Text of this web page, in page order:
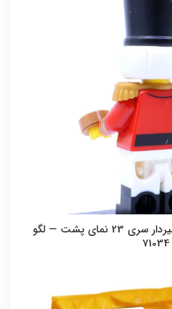
لگو مینی فیگور مرد شمشیردار سری 23 نمای پشت — لگو
71034